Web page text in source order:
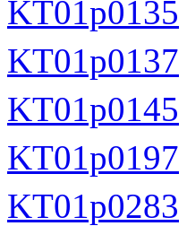
KT01p0135
KT01p0137
KT01p0145
KT01p0197
KT01p0283